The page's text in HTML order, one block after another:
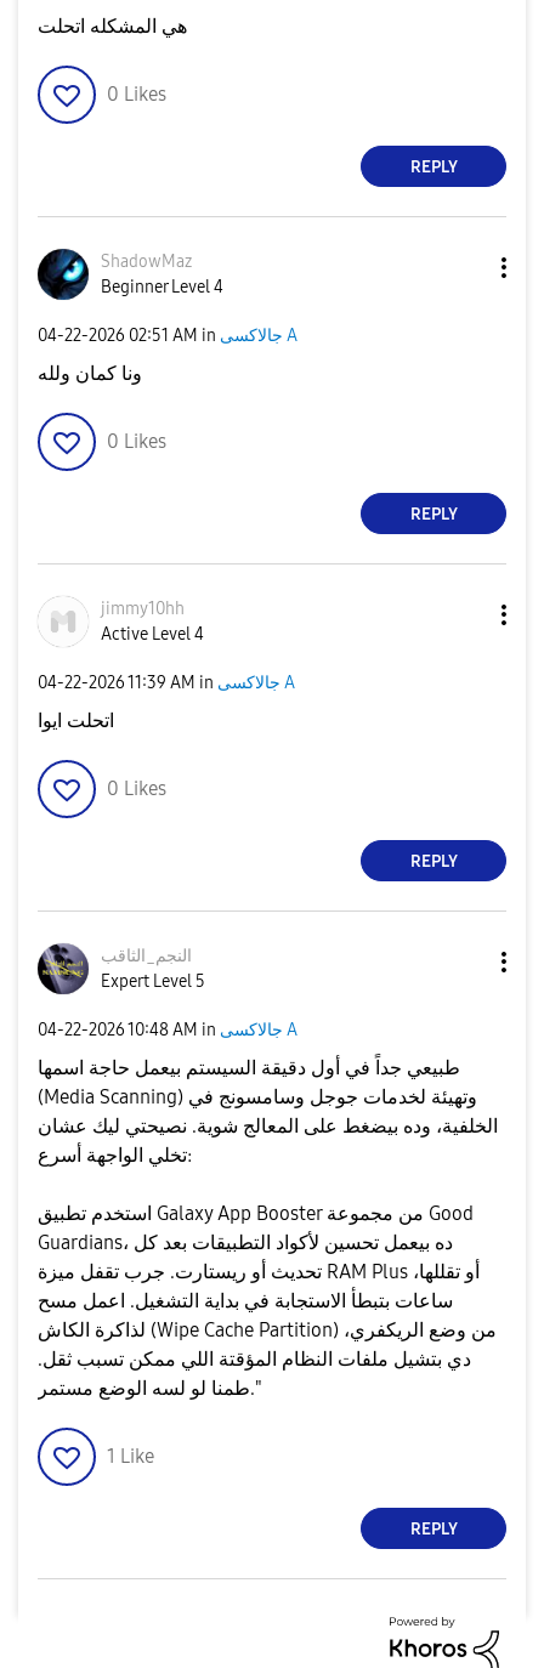
هي المشكله اتحلت
0 Likes
REPLY
ShadowMaz
Beginner Level 4
‎04-22-2026 02:51 AM in جالاكسى A
ونا كمان ولله
0 Likes
REPLY
jimmy10hh
Active Level 4
‎04-22-202611:39 AM in جالاكسى A
اتحلت ايوا
0 Likes
REPLY
النجم_الثاقب
Expert Level 5
‎04-22-202610:48 AM in جالاكسى A
طبيعي جداً في أول دقيقة السيستم بيعمل حاجة اسمها
(Media Scanning) وتهيئة لخدمات جوجل وسامسونج في
الخلفية، وده بيضغط على المعالج شوية. نصيحتي ليك عشان
تخلي الواجهة أسرع:
​استخدم تطبيق Galaxy App Booster من مجموعة Good
Guardians، ده بيعمل تحسين لأكواد التطبيقات بعد كل
تحديث أو ريستارت. ​جرب تقفل ميزة RAM Plus أو تقللها،
ساعات بتبطأ الاستجابة في بداية التشغيل. ​اعمل مسح
لذاكرة الكاش (Wipe Cache Partition) من وضع الريكفري،
دي بتشيل ملفات النظام المؤقتة اللي ممكن تسبب ثقل.
طمنا لو لسه الوضع مستمر."
1 Like
REPLY